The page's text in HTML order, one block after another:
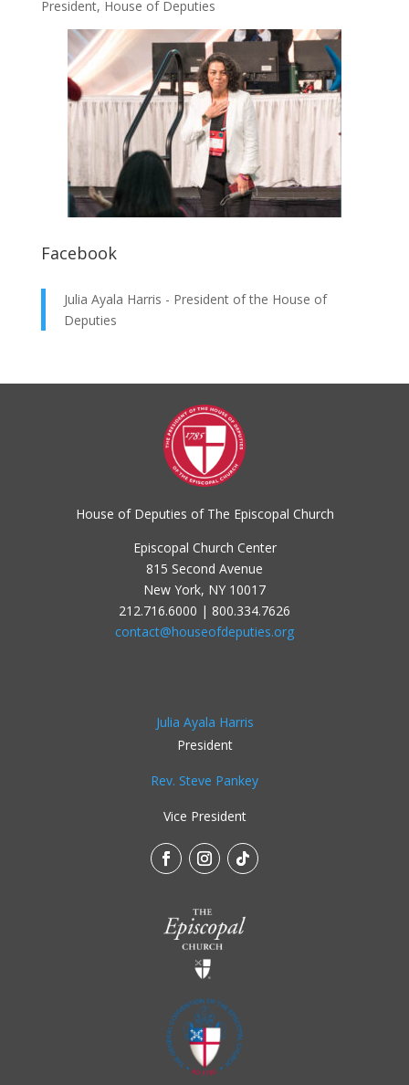
President, House of Deputies
Facebook
Julia Ayala Harris - President of the House of
Deputies
House of Deputies of The Episcopal Church
Episcopal Church Center
815 Second Avenue
New York, NY 10017
212.716.6000 | 800.334.7626
contact@houseofdeputies.org
Julia Ayala Harris
President
Rev. Steve Pankey
Vice President